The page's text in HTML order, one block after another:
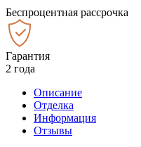
Беспроцентная рассрочка
Гарантия
2 года
Описание
Отделка
Информация
Отзывы